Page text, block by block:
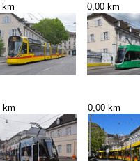
km 0,00 km
km 0,00 km